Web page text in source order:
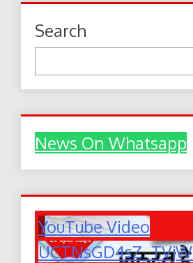
Search
News On Whatsapp
YouTube Video